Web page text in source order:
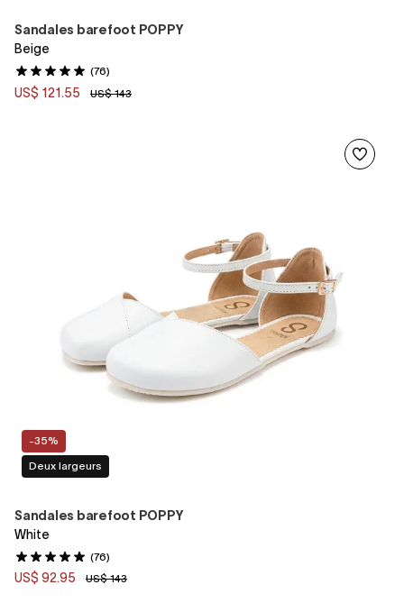
Sandales barefoot POPPY
Beige
(76)
US$ 121.55 US$ 143
-35%
Deux largeurs
Sandales barefoot POPPY
White
(76)
US$ 92.95 US$ 143